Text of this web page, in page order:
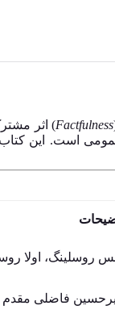
Factfulness) اثر
است. این
روسلینگ، اولا
فاضلی مقدم